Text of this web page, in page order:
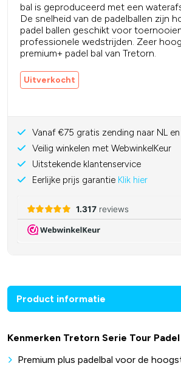
bal is geproduceerd met een
De snelheid van de padelballen zijn
padel ballen geschikt voor
professionele wedstrijden. Zeer
premium+ padel bal van Tretorn.
Uitverkocht
Vanaf €75 gratis zending naar NL en
Veilig winkelen met WebwinkelKeur
Uitstekende klantenservice
Eerlijke prijs garantie Klik hier
Kenmerken Tretorn Serie Tour Padel
Premium plus padelbal voor de